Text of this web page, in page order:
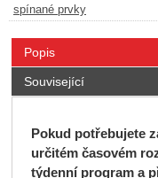
spínané prvky
Popis
Související
Pokud potřebujete
určitém časovém
týdenní program a